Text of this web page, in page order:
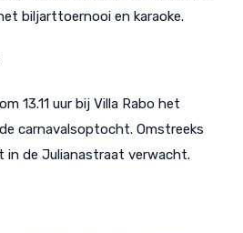
biljarttoernooi en karaoke.
13.11 uur bij Villa Rabo het
carnavalsoptocht. Omstreeks
in de Julianastraat verwacht.